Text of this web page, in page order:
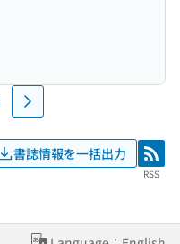
書誌情報を一括出力 RSS
RSS